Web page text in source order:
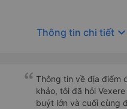
đặt taxi; giá cũng
thấy trên Grab. Xe
Tài xế lái xe rất cẩn
tôi có thể thấy anh
Thông tin chi tiết keyboard_arrow_down
Thông tin về địa điểm
khảo, tôi đã hỏi
buýt lớn và cuối cùng